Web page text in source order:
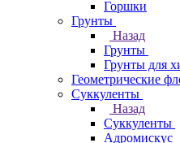
Горшки
Грунты
Назад
Грунты
Грунты для
Геометрические
Суккуленты
Назад
Суккуленты
Адромискус